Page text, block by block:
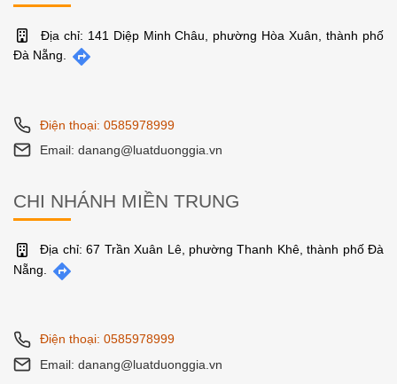
Địa chỉ: 141 Diệp Minh Châu, phường Hòa Xuân, thành phố
Đà Nẵng.
Điện thoại: 0585978999
Email: danang@luatduonggia.vn
CHI NHÁNH MIỀN TRUNG
Địa chỉ: 67 Trần Xuân Lê, phường Thanh Khê, thành phố Đà
Nẵng.
Điện thoại: 0585978999
Email: danang@luatduonggia.vn